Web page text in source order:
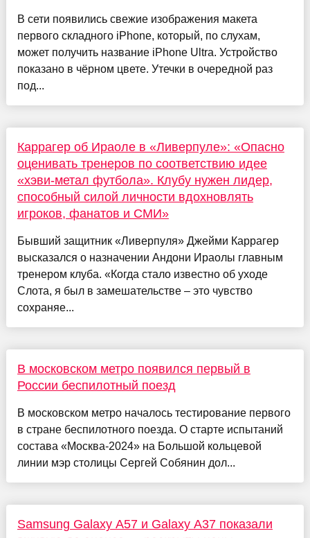
В сети появились свежие изображения макета
первого складного iPhone, который, по слухам,
может получить название iPhone Ultra. Устройство
показано в чёрном цвете. Утечки в очередной раз
под...
Каррагер об Ираоле в «Ливерпуле»: «Опасно
оценивать тренеров по соответствию идее
«хэви-метал футбола». Клубу нужен лидер,
способный силой личности вдохновлять
игроков, фанатов и СМИ»
Бывший защитник «Ливерпуля» Джейми Каррагер
высказался о назначении Андони Ираолы главным
тренером клуба. «Когда стало известно об уходе
Слота, я был в замешательстве – это чувство
сохраняе...
В московском метро появился первый в
России беспилотный поезд
В московском метро началось тестирование первого
в стране беспилотного поезда. О старте испытаний
состава «Москва-2024» на Большой кольцевой
линии мэр столицы Сергей Собянин дол...
Samsung Galaxy A57 и Galaxy A37 показали